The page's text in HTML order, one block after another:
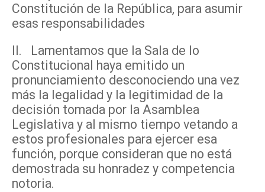
Constitución de la República, para asumir
esas responsabilidades
II. Lamentamos que la Sala de lo
Constitucional haya emitido un
pronunciamiento desconociendo una vez
más la legalidad y la legitimidad de la
decisión tomada por la Asamblea
Legislativa y al mismo tiempo vetando a
estos profesionales para ejercer esa
función, porque consideran que no está
demostrada su honradez y competencia
notoria.